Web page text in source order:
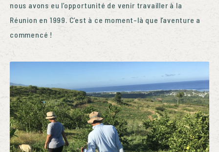
nous avons eu l’opportunité de venir travailler à la
Réunion en 1999. C’est à ce moment-là que l’aventure a
commencé !